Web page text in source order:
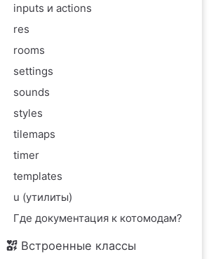
inputs и actions
res
rooms
settings
sounds
styles
tilemaps
timer
templates
u (утилиты)
Где документация к котомодам?
Встроенные классы